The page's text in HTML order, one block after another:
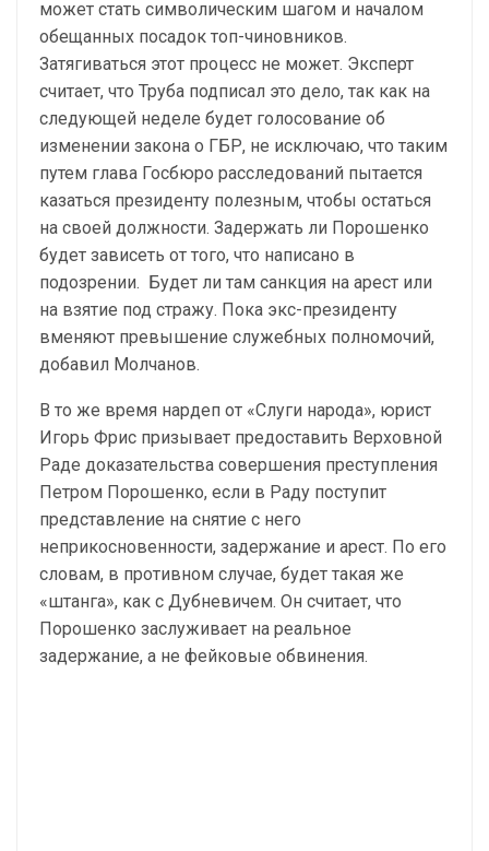
может стать символическим шагом и началом
обещанных посадок топ-чиновников.
Затягиваться этот процесс не может. Эксперт
считает, что Труба подписал это дело, так как на
следующей неделе будет голосование об
изменении закона о ГБР, не исключаю, что таким
путем глава Госбюро расследований пытается
казаться президенту полезным, чтобы остаться
на своей должности. Задержать ли Порошенко
будет зависеть от того, что написано в
подозрении. Будет ли там санкция на арест или
на взятие под стражу. Пока экс-президенту
вменяют превышение служебных полномочий,
добавил Молчанов.
В то же время нардеп от «Слуги народа», юрист
Игорь Фрис призывает предоставить Верховной
Раде доказательства совершения преступления
Петром Порошенко, если в Раду поступит
представление на снятие с него
неприкосновенности, задержание и арест. По его
словам, в противном случае, будет такая же
«штанга», как с Дубневичем. Он считает, что
Порошенко заслуживает на реальное
задержание, а не фейковые обвинения.